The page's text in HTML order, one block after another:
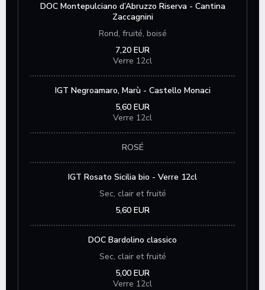
DOC Montepulciano d’Abruzzo Riserva - Cantina
Zaccagnini
Rond, fruité, boisé
7,20 EUR
Verre 12cl
IGT Negroamaro, Marù - Castello Monaci
5,60 EUR
Verre 12cl
ROSÉ
IGT Rosato Sicilia bio - Verre 12cl
Sec, clair et fruité
5,60 EUR
DOC Bardolino classico
Sec, clair et fruité
5,00 EUR
Verre 12cl